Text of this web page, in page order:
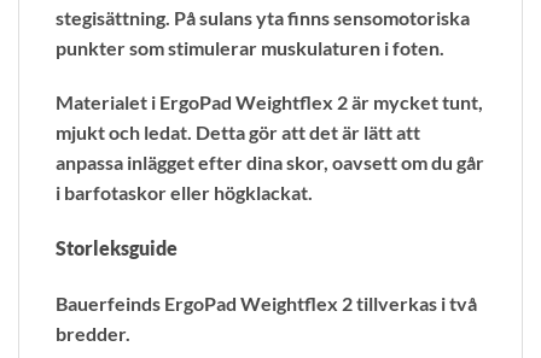
stegisättning. På sulans yta finns sensomotoriska
punkter som stimulerar muskulaturen i foten.
Materialet i ErgoPad Weightflex 2 är mycket tunt,
mjukt och ledat. Detta gör att det är lätt att
anpassa inlägget efter dina skor, oavsett om du går
i barfotaskor eller högklackat.
Storleksguide
Bauerfeinds ErgoPad Weightflex 2 tillverkas i två
bredder.